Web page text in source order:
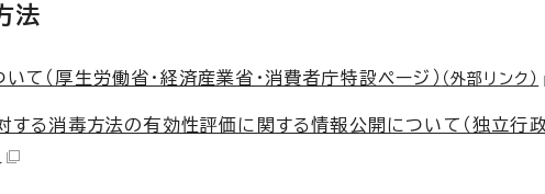
法
て（厚生労働省・経済産業省・消費者庁特設ページ） （外部リンク）
る消毒方法の有効性評価に関する情報公開について（独立行